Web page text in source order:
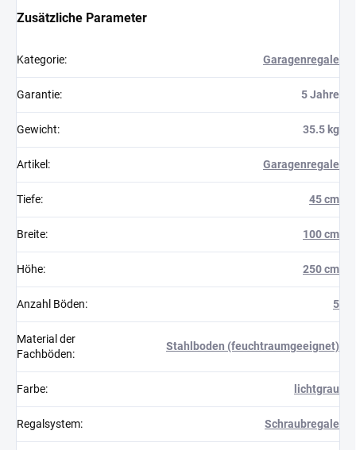
Zusätzliche Parameter
Kategorie: Garagenregale
Garantie: 5 Jahre
Gewicht: 35.5 kg
Artikel : Garagenregale
Tiefe: 45 cm
Breite: 100 cm
Höhe: 250 cm
Anzahl Böden: 5
Material der
Fachböden:
Stahlboden (feuchtraumgeeignet)
Farbe: lichtgrau
Regalsystem: Schraubregale